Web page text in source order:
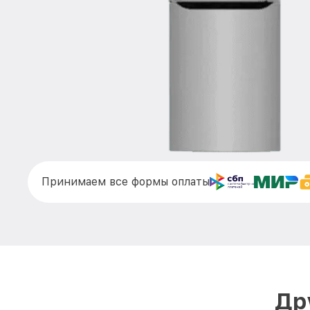
Принимаем все формы оплаты